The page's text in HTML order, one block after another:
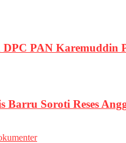
DPC PAN Karemuddin
Barru Soroti Reses